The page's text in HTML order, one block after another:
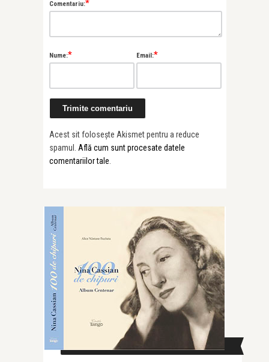
Comentariu:*
Nume:* Email:*
Acest sit folosește Akismet pentru a reduce
spamul. Află cum sunt procesate datele
comentariilor tale
CAUTĂ ÎN SITE